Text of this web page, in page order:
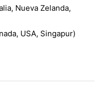
Nueva Zelanda,
USA, Singapur)